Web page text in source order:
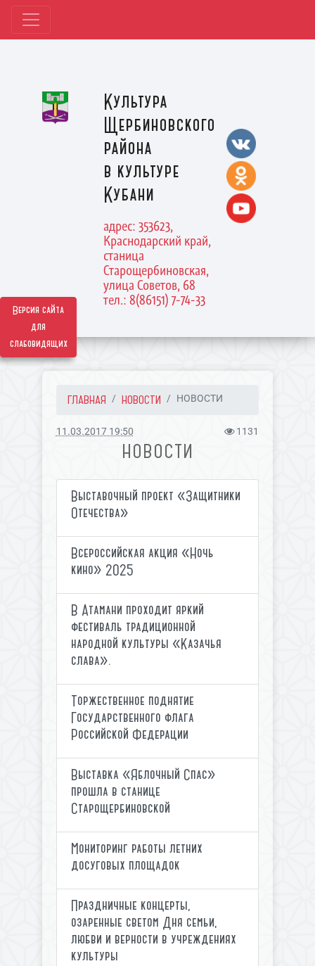
Версия сайта
для
слабовидящих
Культура
Щербиновского
района
в культуре
Кубани
адрес: 353623,
Краснодарский край,
станица
Старощербиновская,
улица Советов, 68
тел.: 8(86151) 7-74-33
ГЛАВНАЯ НОВОСТИ НОВОСТИ
11.03.2017 19:50 1131
НОВОСТИ
Выставочный проект «Защитники
Отечества»
Всероссийская акция «Ночь
кино» 2025
В Атамани проходит яркий
фестиваль традиционной
народной культуры «Казачья
слава».
Торжественное поднятие
Государственного флага
Российской Федерации
Выставка «Яблочный Спас»
прошла в станице
Старощербиновской
Мониторинг работы летних
досуговых площадок
Праздничные концерты,
озаренные светом Дня семьи,
любви и верности в учреждениях
культуры